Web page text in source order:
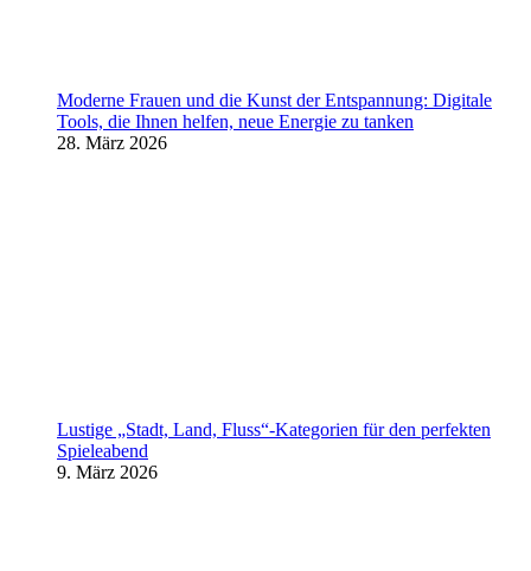
Moderne Frauen und die Kunst der Entspannung: Digitale
Tools, die Ihnen helfen, neue Energie zu tanken
28. März 2026
Lustige „Stadt, Land, Fluss“-Kategorien für den perfekten
Spieleabend
9. März 2026